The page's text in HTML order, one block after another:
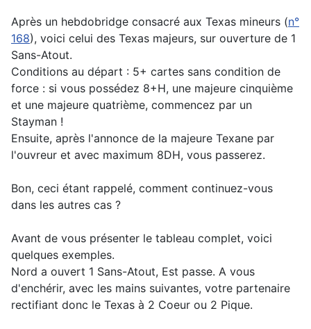
Après un hebdobridge consacré aux Texas mineurs (n°
168), voici celui des Texas majeurs, sur ouverture de 1
Sans-Atout.
Conditions au départ : 5+ cartes sans condition de
force : si vous possédez 8+H, une majeure cinquième
et une majeure quatrième, commencez par un
Stayman !
Ensuite, après l'annonce de la majeure Texane par
l'ouvreur et avec maximum 8DH, vous passerez.
Bon, ceci étant rappelé, comment continuez-vous
dans les autres cas ?
Avant de vous présenter le tableau complet, voici
quelques exemples.
Nord a ouvert 1 Sans-Atout, Est passe. A vous
d'enchérir, avec les mains suivantes, votre partenaire
rectifiant donc le Texas à 2 Coeur ou 2 Pique.